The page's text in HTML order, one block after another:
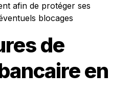
afin de protéger ses
blocages
de
en